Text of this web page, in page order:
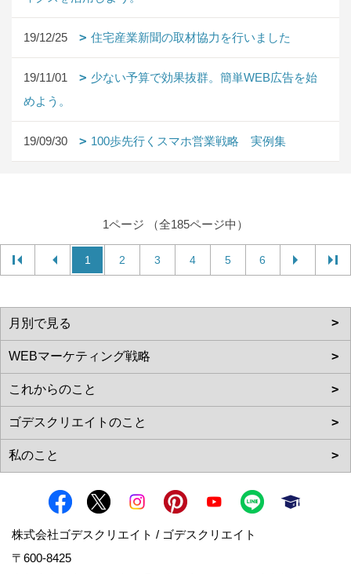
19/12/25 住宅産業新聞の取材協力を行いました
19/11/01
少ない予算で効果抜群。簡単WEB広告を始
めよう。
19/09/30 100歩先行くスマホ営業戦略 実例集
1ページ （全185ページ中）
1 2 3 4 5 6
株式会社ゴデスクリエイト / ゴデスクリエイト
〒600-8425